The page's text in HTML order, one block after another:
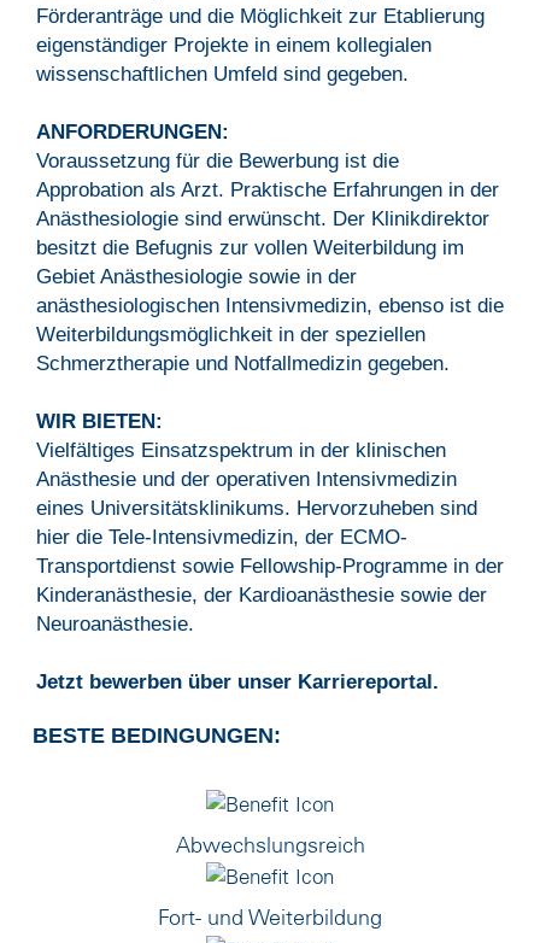
Förderanträge und die Möglichkeit zur Etablierung
eigenständiger Projekte in einem kollegialen
wissenschaftlichen Umfeld sind gegeben.
ANFORDERUNGEN:
Voraussetzung für die Bewerbung ist die
Approbation als Arzt. Praktische Erfahrungen in der
Anästhesiologie sind erwünscht. Der Klinikdirektor
besitzt die Befugnis zur vollen Weiterbildung im
Gebiet Anästhesiologie sowie in der
anästhesiologischen Intensivmedizin, ebenso ist die
Weiterbildungsmöglichkeit in der speziellen
Schmerztherapie und Notfallmedizin gegeben.
WIR BIETEN:
Vielfältiges Einsatzspektrum in der klinischen
Anästhesie und der operativen Intensivmedizin
eines Universitätsklinikums. Hervorzuheben sind
hier die Tele-Intensivmedizin, der ECMO-
Transportdienst sowie Fellowship-Programme in der
Kinderanästhesie, der Kardioanästhesie sowie der
Neuroanästhesie.
Jetzt bewerben über unser Karriereportal.
BESTE BEDINGUNGEN:
Abwechslungsreich
Fort- und Weiterbildung